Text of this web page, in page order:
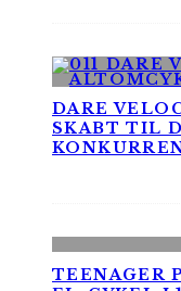
DARE
SKABT TIL
TEENAGER